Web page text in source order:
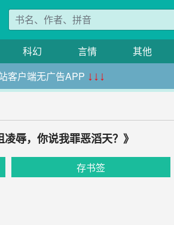
科幻 言情 其他
客户端无广告APP ↓↓↓
辱，你说我罪恶滔天？》
存书签